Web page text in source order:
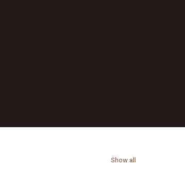
Show all